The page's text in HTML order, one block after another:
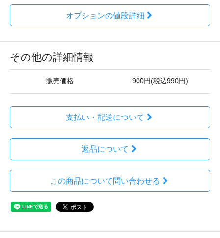
オプションの値段詳細
その他の詳細情報
販売価格 900円(税込990円)
支払い・配送について
返品について
この商品について問い合わせる